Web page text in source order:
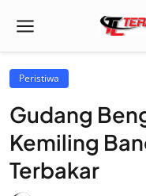
Peristiwa
Gudang
Kemiling
Terbakar